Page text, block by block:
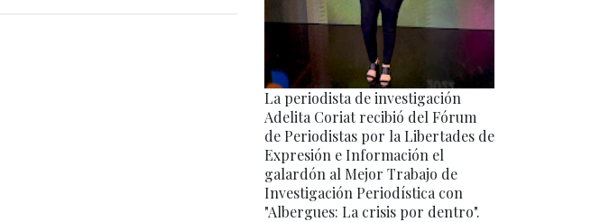
La periodista de investigación
Adelita Coriat recibió del Fórum
de Periodistas por la Libertades de
Expresión e Información el
galardón al Mejor Trabajo de
Investigación Periodística con
"Albergues: La crisis por dentro".